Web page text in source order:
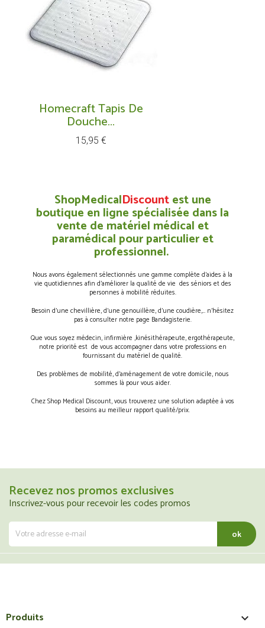
Homecraft Tapis De
Douche...
Prix
15,95 €
ShopMedicalDiscountest une
boutique en ligne spécialisée dans la
vente de matériel médical et
paramédical pour particulier et
professionnel.
Nous avons également sélectionnés une gamme complète d’aides à la
vie quotidiennes afin d’améliorer la qualité de vie des séniors et des
personnes à mobilité réduites.
Besoin d’une chevillière, d’une genouillère, d’une coudière,… n’hésitez
pas à consulter notre page Bandagisterie.
Que vous soyez médecin, infirmière ,kinésithérapeute, ergothérapeute,
notre priorité est de vous accompagner dans votre professions en
fournissant du matériel de qualité.
Des problèmes de mobilité, d’aménagement de votre domicile, nous
sommes là pour vous aider.
Chez Shop Medical Discount, vous trouverez une solution adaptée à vos
besoins au meilleur rapport qualité/prix.
Recevez nos promos exclusives
Inscrivez-vous pour recevoir les codes promos
Produits 